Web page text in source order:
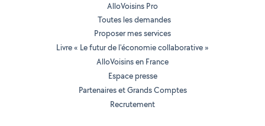
AlloVoisins Pro
Toutes les demandes
Proposer mes services
Livre « Le futur de l'économie collaborative »
AlloVoisins en France
Espace presse
Partenaires et Grands Comptes
Recrutement